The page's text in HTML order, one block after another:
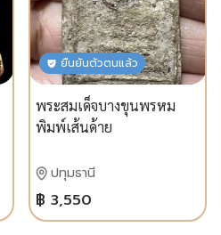
ยืนยันตัวตนแล้ว
พระสมเด็จบางขุนพรหม
พิมพ์เส้นด้าย
ปทุมธานี
฿ 3,550